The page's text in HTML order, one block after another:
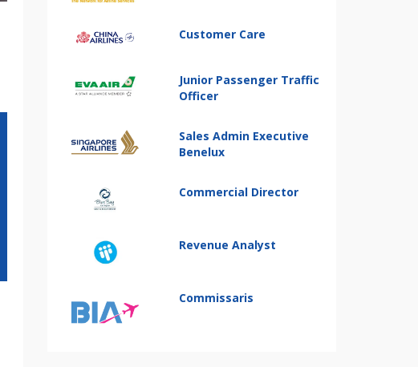
Customer Care
Junior Passenger Traffic
Officer
Sales Admin Executive
Benelux
Commercial Director
Revenue Analyst
Commissaris